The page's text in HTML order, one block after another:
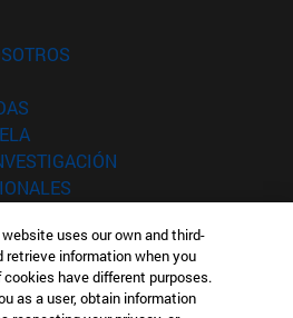
(abre en nueva ventana)
uses our own and third-
information when you
have different purposes.
as a user, obtain information